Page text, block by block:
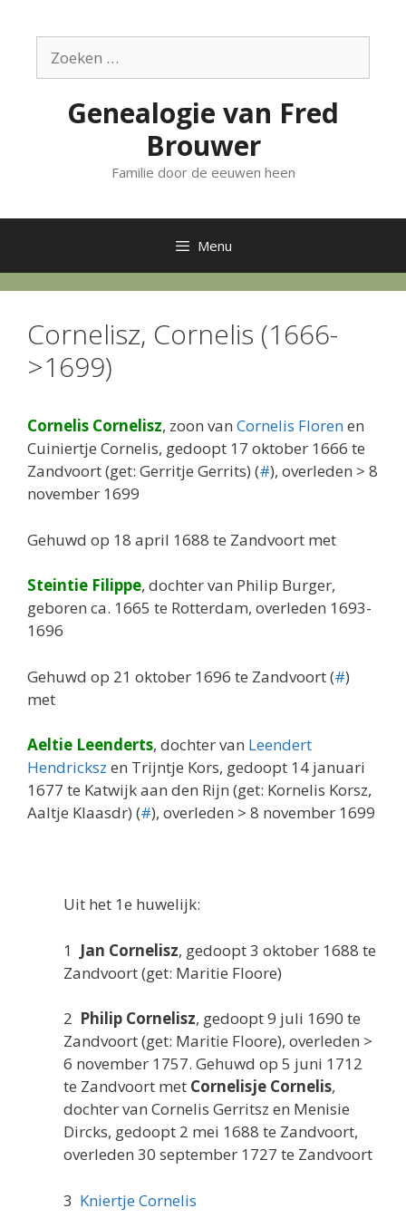
inhoudnaar:
Genealogie van Fred
Brouwer
Familie door de eeuwen heen
Menu
Cornelisz, Cornelis (1666-
>1699)
Cornelis Cornelisz, zoon van Cornelis Florenen
Cuiniertje Cornelis, gedoopt 17 oktober 1666 te
Zandvoort (get: Gerritje Gerrits) (#), overleden > 8
november 1699
Gehuwd op 18 april 1688 te Zandvoort met
Steintie Filippe, dochter van Philip Burger,
geboren ca. 1665 te Rotterdam, overleden 1693-
1696
Gehuwd op 21 oktober 1696 te Zandvoort (#)
met
Aeltie Leenderts, dochter van Leendert
Hendricksz en Trijntje Kors, gedoopt 14 januari
1677 te Katwijk aan den Rijn (get: Kornelis Korsz,
Aaltje Klaasdr) (#), overleden > 8 november 1699
Uit het 1e huwelijk:
1 Jan Cornelisz, gedoopt 3 oktober 1688 te
Zandvoort (get: Maritie Floore)
2 Philip Cornelisz, gedoopt 9 juli 1690 te
Zandvoort (get: Maritie Floore), overleden >
6 november 1757. Gehuwd op 5 juni 1712
te Zandvoort met Cornelisje Cornelis,
dochter van Cornelis Gerritsz en Menisie
Dircks, gedoopt 2 mei 1688 te Zandvoort,
overleden 30 september 1727 te Zandvoort
3 Kniertje Cornelis